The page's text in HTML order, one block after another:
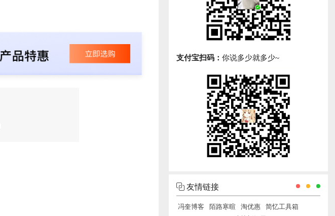
支付宝扫码： 你说多少就多少~
友情链接
冯奎博客 陌路寒暄 淘优惠
简忆工具箱